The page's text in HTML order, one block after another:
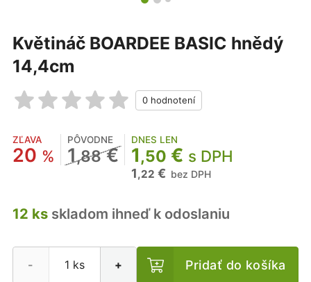
Květináč BOARDEE BASIC hnědý
14,4cm
ZĽAVA
20 %
PÔVODNE
1,88€
DNES LEN
1,50 € s DPH
1,22 € bez DPH
12 ksskladom ihneď k odoslaniu
- + Pridať do košíka